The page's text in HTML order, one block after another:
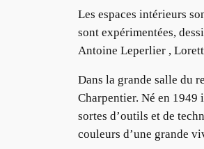
Les espaces intérieurs
sont expérimentées,
Antoine Leperlier ,
Dans la grande salle du
Charpentier. Né en 1949
sortes d’outils et de
couleurs d’une grande